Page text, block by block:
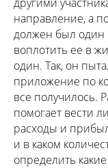
направление, а
должен был один
воплотить ее в
один. Так, он
приложение по
все получилось.
помогает вести
расходы и
и в каком
определить